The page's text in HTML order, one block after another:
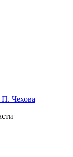
П. Чехова